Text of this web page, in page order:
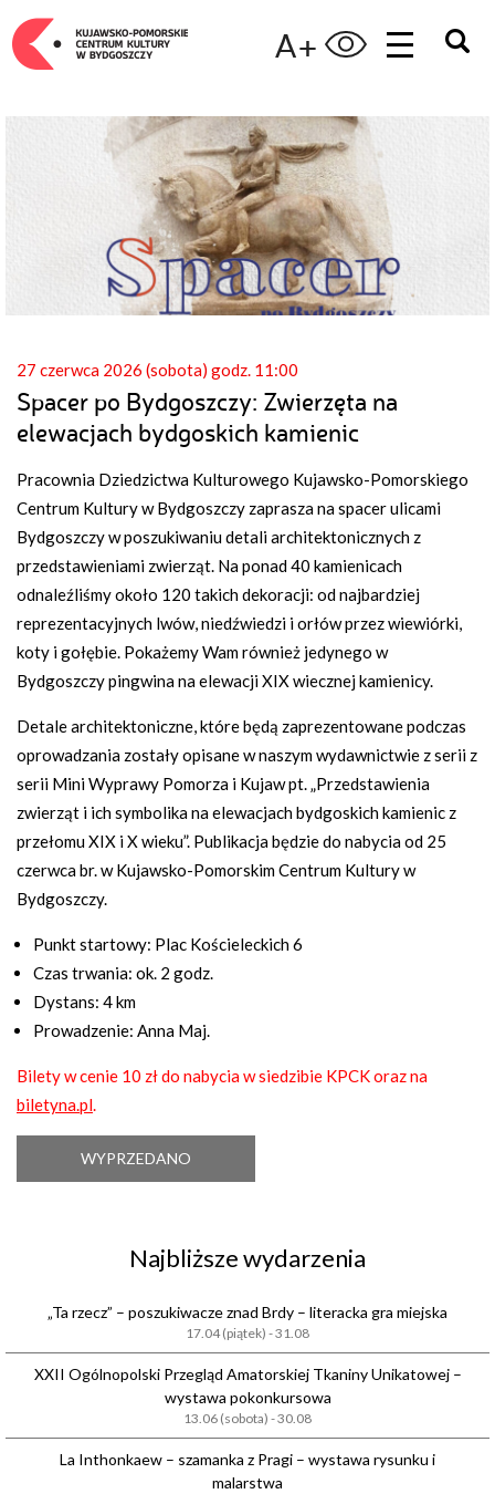
A+
27 czerwca 2026 (sobota) godz. 11:00
Spacer po Bydgoszczy: Zwierzęta na
elewacjach bydgoskich kamienic
Pracownia Dziedzictwa Kulturowego Kujawsko-Pomorskiego
Centrum Kultury w Bydgoszczy zaprasza na spacer ulicami
Bydgoszczy w poszukiwaniu detali architektonicznych z
przedstawieniami zwierząt. Na ponad 40 kamienicach
odnaleźliśmy około 120 takich dekoracji: od najbardziej
reprezentacyjnych lwów, niedźwiedzi i orłów przez wiewiórki,
koty i gołębie. Pokażemy Wam również jedynego w
Bydgoszczy pingwina na elewacji XIX wiecznej kamienicy.
Detale architektoniczne, które będą zaprezentowane podczas
oprowadzania zostały opisane w naszym wydawnictwie z serii z
serii Mini Wyprawy Pomorza i Kujaw pt. „Przedstawienia
zwierząt i ich symbolika na elewacjach bydgoskich kamienic z
przełomu XIX i X wieku”. Publikacja będzie do nabycia od 25
czerwca br. w Kujawsko-Pomorskim Centrum Kultury w
Bydgoszczy.
Punkt startowy: Plac Kościeleckich 6
Czas trwania: ok. 2 godz.
Dystans: 4 km
Prowadzenie: Anna Maj.
Bilety w cenie 10 zł do nabycia w siedzibie KPCK oraz na
biletyna.pl.
WYPRZEDANO
Najbliższe wydarzenia
„Ta rzecz” – poszukiwacze znad Brdy – literacka gra miejska
17.04 (piątek) - 31.08
XXII Ogólnopolski Przegląd Amatorskiej Tkaniny Unikatowej –
wystawa pokonkursowa
13.06 (sobota) - 30.08
La Inthonkaew – szamanka z Pragi – wystawa rysunku i
malarstwa